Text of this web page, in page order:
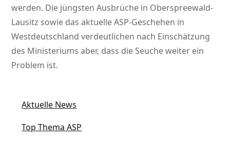
werden. Die jüngsten Ausbrüche in Oberspreewald-
Lausitz sowie das aktuelle ASP-Geschehen in
Westdeutschland verdeutlichen nach Einschätzung
des Ministeriums aber, dass die Seuche weiter ein
Problem ist.
Aktuelle News
Top Thema ASP